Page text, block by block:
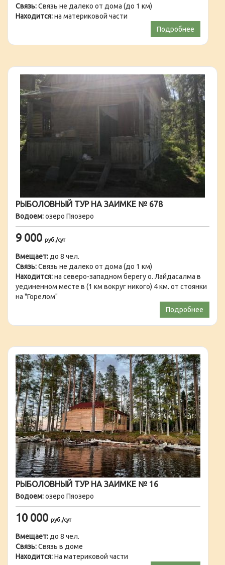
Связь:Связь не далеко от дома (до 1 км)
Находится:на материковой части
Подробнее
РЫБОЛОВНЫЙ ТУР НА ЗАИМКЕ № 678
Водоем:озеро Пяозеро
9 000 руб./сут
Вмещает: до 8 чел.
Связь:Связь не далеко от дома (до 1 км)
Находится:на северо-западном берегу о. Лайдасалма в
уединенном месте в (1 км вокруг никого) 4 км. от стоянки
на "Горелом"
Подробнее
РЫБОЛОВНЫЙ ТУР НА ЗАИМКЕ № 16
Водоем:озеро Пяозеро
10 000 руб./сут
Вмещает:до 8 чел.
Связь:Связь в доме
Находится:На материковой части